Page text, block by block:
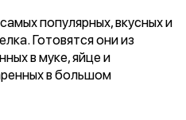
популярных, вкусных и
Готовятся они из
в муке, яйце и
в большом
такому способу
остаётся сочным, а